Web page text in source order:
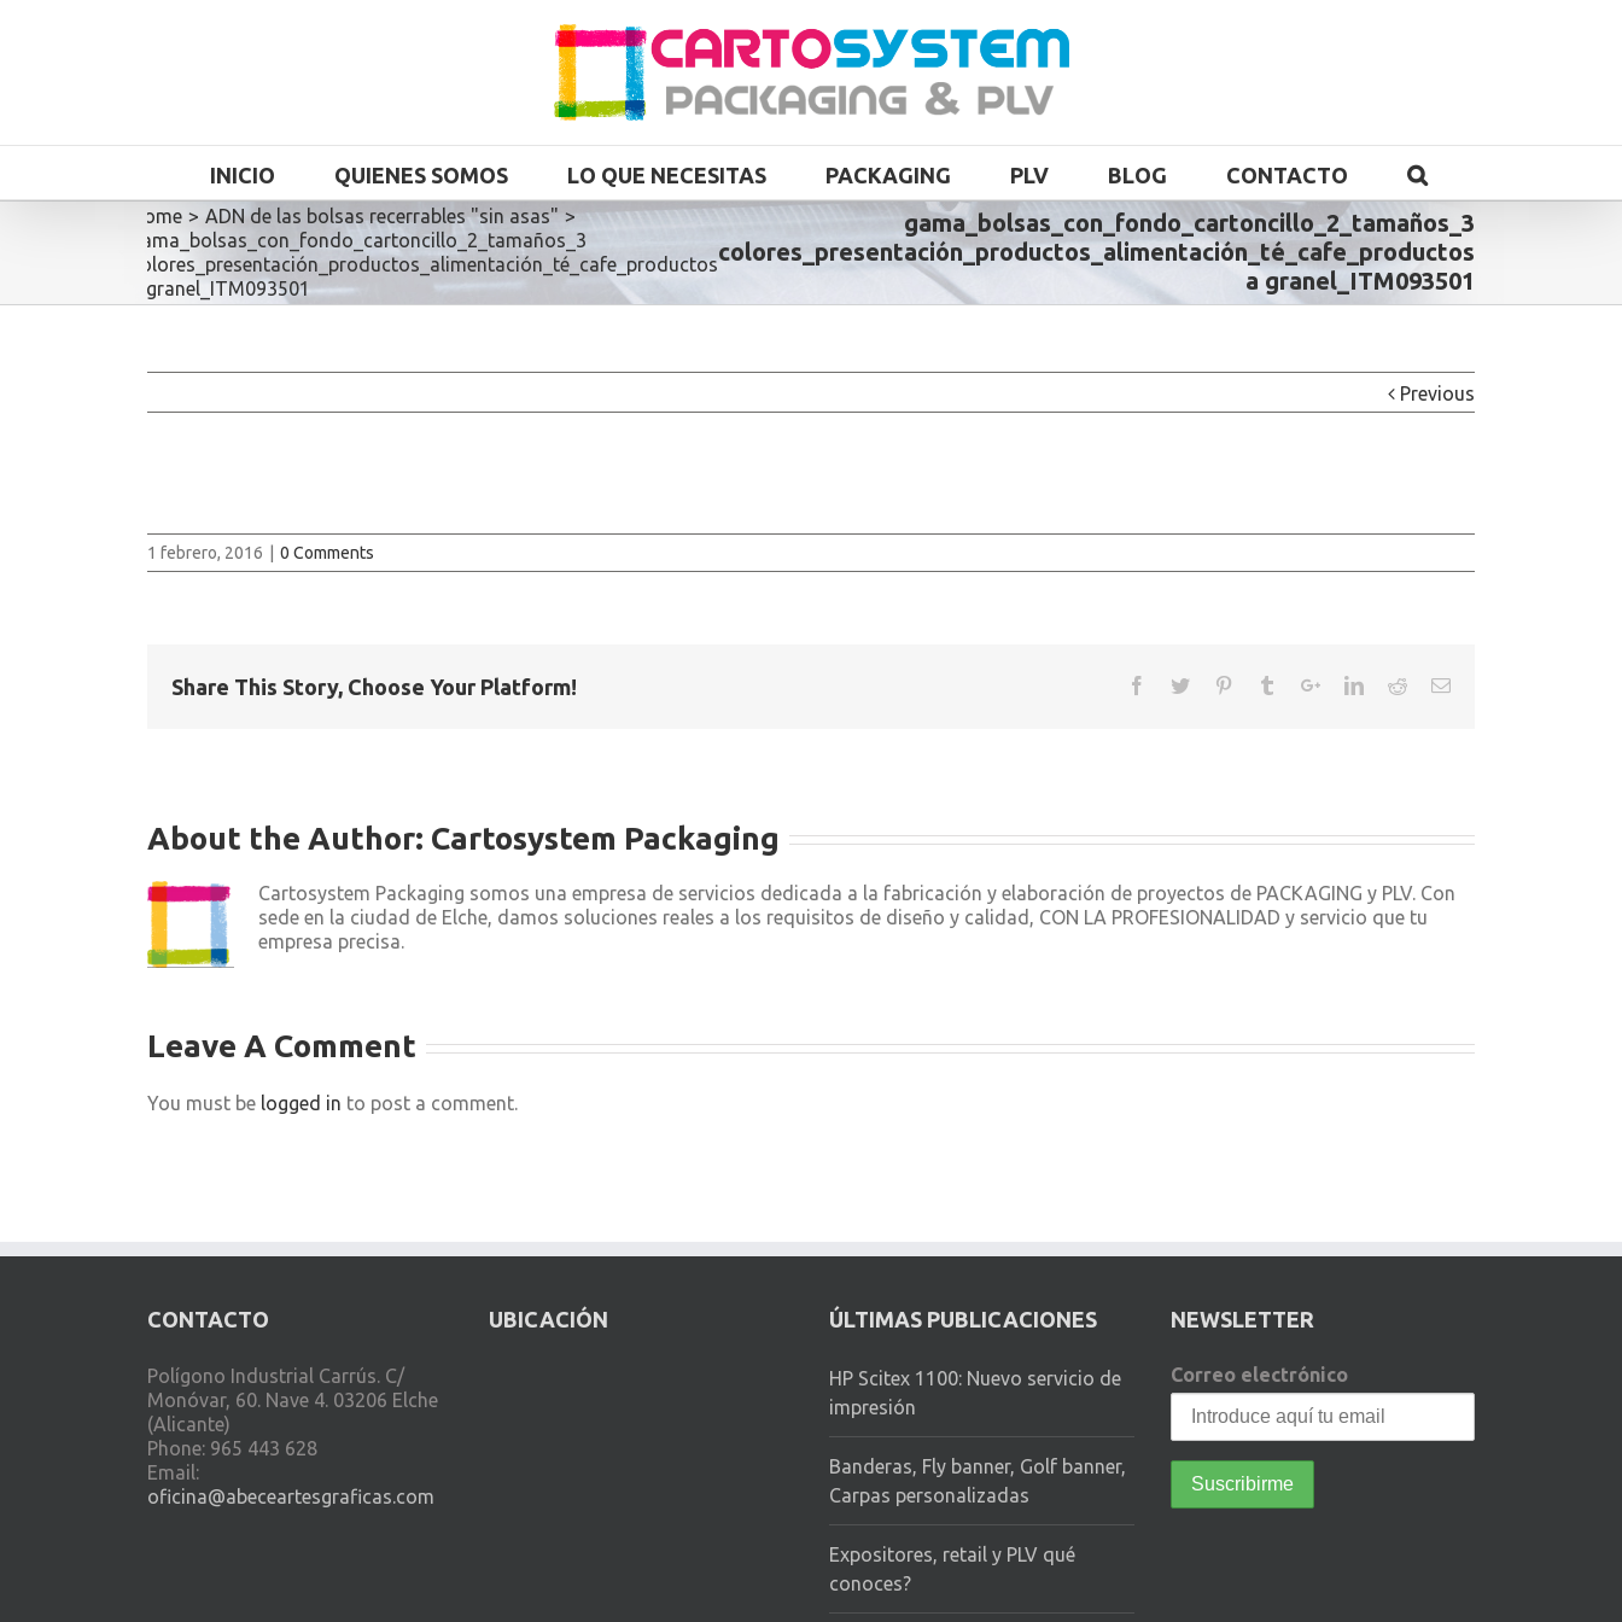
INICIO QUIENES SOMOS LO QUE NECESITAS PACKAGING PLV BLOG CONTACTO
gama_bolsas_con_fondo_cartoncillo_2_tamaños_3
colores_presentación_productos_alimentación_té_cafe_productos
a granel_ITM093501
Home > ADN de las bolsas recerrables "sin asas" >
gama_bolsas_con_fondo_cartoncillo_2_tamaños_3
colores_presentación_productos_alimentación_té_cafe_productos
a granel_ITM093501
Previous
1 febrero, 2016 0 Comments
Share This Story, Choose Your Platform!
About the Author: Cartosystem Packaging
Cartosystem Packaging somos una empresa de servicios dedicada a la fabricación y elaboración de proyectos de PACKAGING y PLV. Con
sede en la ciudad de Elche, damos soluciones reales a los requisitos de diseño y calidad, CON LA PROFESIONALIDAD y servicio que tu
empresa precisa.
Leave A Comment
You must be logged in to post a comment.
CONTACTO
Polígono Industrial Carrús. C/
Monóvar, 60. Nave 4. 03206 Elche
(Alicante)
Phone: 965 443 628
Email:
oficina@abeceartesgraficas.com
UBICACIÓN ÚLTIMAS PUBLICACIONES
HP Scitex 1100: Nuevo servicio de
impresión
Banderas, Fly banner, Golf banner,
Carpas personalizadas
Expositores, retail y PLV qué
conoces?
NEWSLETTER
Correo electrónico